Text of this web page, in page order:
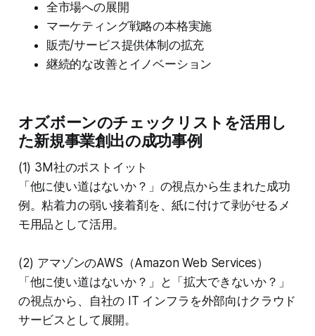
全市場への展開
マーケティング戦略の本格実施
販売/サービス提供体制の拡充
継続的な改善とイノベーション
オズボーンのチェックリストを活用し
た新規事業創出の成功事例
(1) 3M社のポストイット
「他に使い道はないか？」の視点から生まれた成功
例。粘着力の弱い接着剤を、紙に付けて剥がせるメ
モ用品として活用。
(2) アマゾンのAWS（Amazon Web Services）
「他に使い道はないか？」と「拡大できないか？」
の視点から、自社の IT インフラを外部向けクラウド
サービスとして展開。